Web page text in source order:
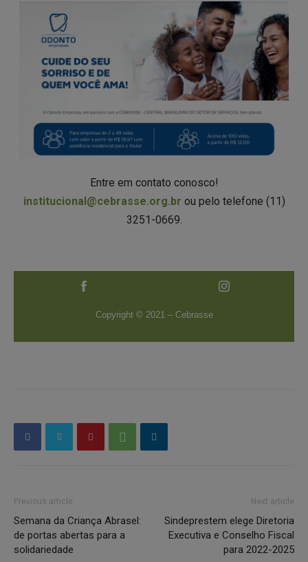
Entre em contato conosco!
institucional@cebrasse.org.br ou pelo telefone (11)
3251-0669.
Copyright © 2021 – Cebrasse
Previous article
Semana da Criança Abrasel:
de portas abertas para a
solidariedade
Next article
Sindeprestem elege Diretoria
Executiva e Conselho Fiscal
para 2022-2025